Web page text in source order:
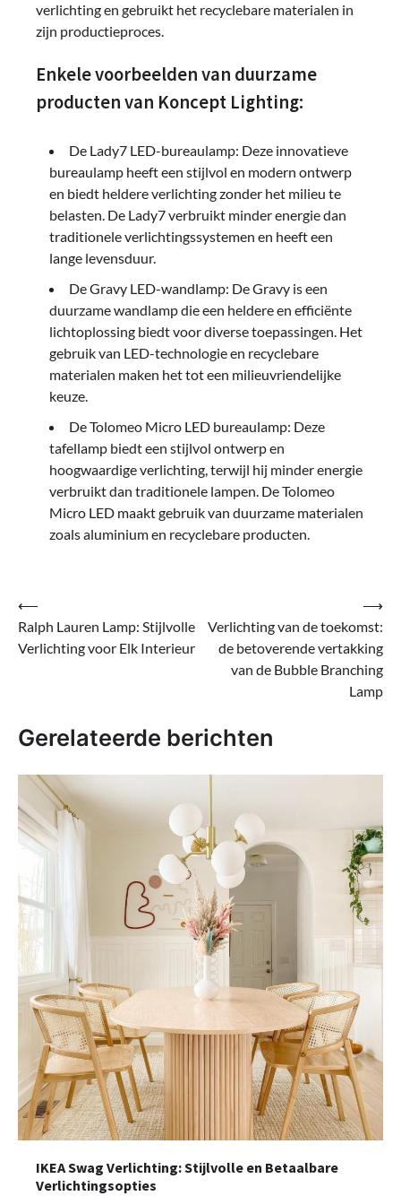
verlichting en gebruikt het recyclebare materialen in
zijn productieproces.
Enkele voorbeelden van duurzame
producten van Koncept Lighting:
De Lady7 LED-bureaulamp: Deze innovatieve
bureaulamp heeft een stijlvol en modern ontwerp
en biedt heldere verlichting zonder het milieu te
belasten. De Lady7 verbruikt minder energie dan
traditionele verlichtingssystemen en heeft een
lange levensduur.
De Gravy LED-wandlamp: De Gravy is een
duurzame wandlamp die een heldere en efficiënte
lichtoplossing biedt voor diverse toepassingen. Het
gebruik van LED-technologie en recyclebare
materialen maken het tot een milieuvriendelijke
keuze.
De Tolomeo Micro LED bureaulamp: Deze
tafellamp biedt een stijlvol ontwerp en
hoogwaardige verlichting, terwijl hij minder energie
verbruikt dan traditionele lampen. De Tolomeo
Micro LED maakt gebruik van duurzame materialen
zoals aluminium en recyclebare producten.
Bericht
navigatie
⟵
Ralph Lauren Lamp: Stijlvolle
Verlichting voor Elk Interieur
Verlichting van de toekomst:
de betoverende vertakking
van de Bubble Branching
Lamp
⟶
Gerelateerde berichten
IKEA Swag Verlichting: Stijlvolle en Betaalbare
Verlichtingsopties